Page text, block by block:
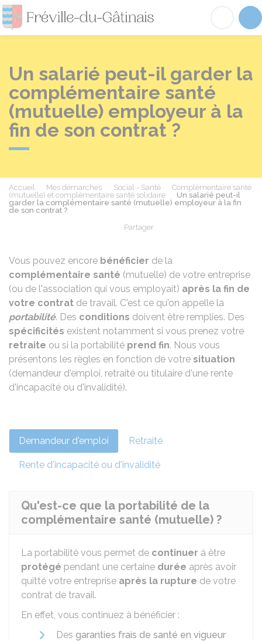
Fréville-du-
Un salarié peut-il garder la
complémentaire santé
(mutuelle) employeur à la
fin de son contrat ?
Accueil Mes démarches Social - Santé
Complémentaire santé
(mutuelle) et complémentaire santé solidaire
Un salarié peut-il
garder la complémentaire santé (mutuelle) employeur à la fin
de son contrat ?
Partager
Vous pouvez encore bénéficier de la
complémentaire santé (mutuelle) de votre entreprise
(ou de l'association qui vous employait) après la fin de
votre contrat de travail. C'est ce qu'on appelle la
portabilité. Des conditions doivent être remplies. Des
spécificités existent notamment si vous prenez votre
retraite ou si la portabilité prend fin. Nous vous
présentons les règles en fonction de votre situation
(demandeur d'emploi, retraité ou titulaire d'une rente
d'incapacité ou d'invalidité).
Demandeur d'emploi Retraité
Rente d'incapacité ou d'invalidité
Qu'est-ce que la portabilité de la
complémentaire santé (mutuelle) ?
La portabilité vous permet de continuer à être
protégé pendant une certaine durée après avoir
quitté votre entreprise après la rupture de votre
contrat de travail.
En effet, vous continuez à bénéficier :
Des garanties frais de santé en vigueur